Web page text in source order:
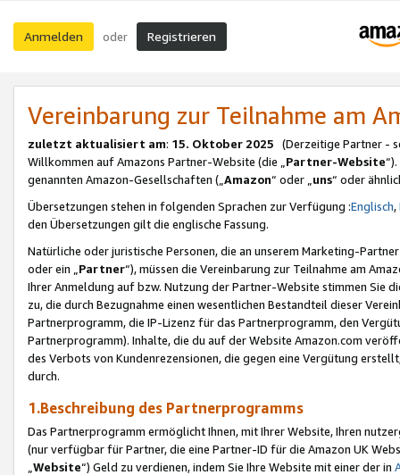
Anmelden oder Registrieren
Vereinbarung zur Teilnahme am
zuletzt aktualisiert am: 15. Oktober 2025 (Derzeitige Partner -
Willkommen auf Amazons Partner-Website (die „Partner-Website
genannten Amazon-Gesellschaften („Amazon“ oder „uns“ oder
Übersetzungen stehen in folgenden Sprachen zur Verfügung :Englisch,
den Übersetzungen gilt die englische Fassung.
Natürliche oder juristische Personen, die an unserem Marketing-
oder ein „Partner“), müssen die Vereinbarung zur Teilnahme am
Ihrer Anmeldung auf bzw. Nutzung der Partner-Website stimmen Sie
zu, die durch Bezugnahme einen wesentlichen Bestandteil dieser
Partnerprogramm, die IP-Lizenz für das Partnerprogramm, den
Partnerprogramm). Inhalte, die du auf der Website Amazon.com
des Verbots von Kundenrezensionen, die gegen eine Vergütung
durch.
1.Beschreibung des Partnerprogramms
Das Partnerprogramm ermöglicht Ihnen, mit Ihrer Website, Ihren
(nur verfügbar für Partner, die eine Partner-ID für die Amazon UK
Website“) Geld zu verdienen, indem Sie Ihre Website mit einer der in